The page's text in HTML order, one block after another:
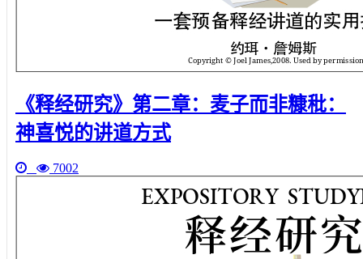
《释经研究》第二章：麦子而非糠秕：
神喜悦的讲道方式
7002